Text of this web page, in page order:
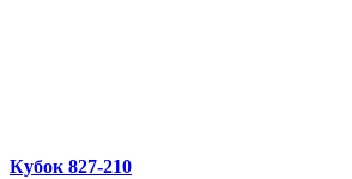
Кубок 827‑210